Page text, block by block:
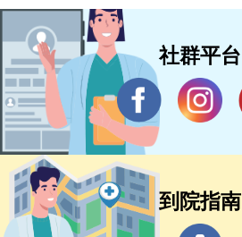
社群平台
到院指南